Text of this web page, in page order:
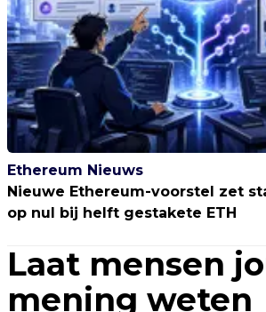
Ethereum Nieuws
Nieuwe Ethereum-voorstel zet
op nul bij helft gestakete ETH
Laat mensen
mening weten